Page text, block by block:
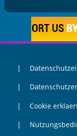
Cookie